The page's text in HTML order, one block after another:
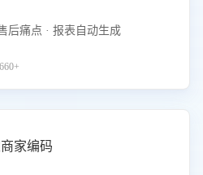
后痛点 · 报表自动生成
家编码